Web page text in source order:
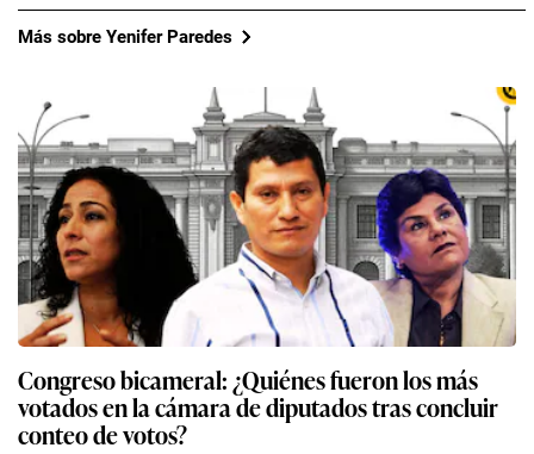
Más sobre Yenifer Paredes
Congreso bicameral: ¿Quiénes fueron los más
votados en la cámara de diputados tras concluir
conteo de votos?